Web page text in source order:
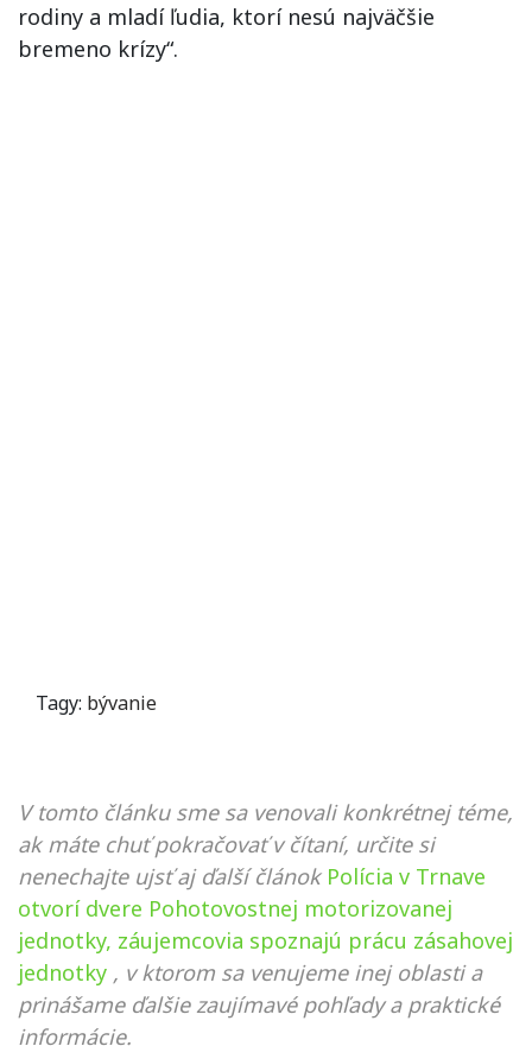
rodiny a mladí ľudia, ktorí nesú najväčšie
bremeno krízy“.
Tagy: bývanie
V tomto článku sme sa venovali konkrétnej téme,
ak máte chuť pokračovať v čítaní, určite si
nenechajte ujsť aj ďalší článok Polícia v Trnave
otvorí dvere Pohotovostnej motorizovanej
jednotky, záujemcovia spoznajú prácu zásahovej
jednotky , v ktorom sa venujeme inej oblasti a
prinášame ďalšie zaujímavé pohľady a praktické
informácie.